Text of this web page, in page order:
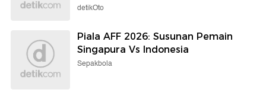
detikOto
Piala AFF 2026: Susunan Pemain
Singapura Vs Indonesia
Sepakbola